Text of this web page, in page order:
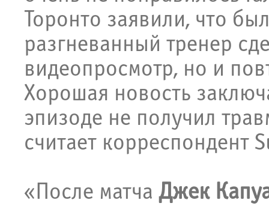
Торонто заявили, что
разгневанный тренер
видеопросмотр, но и
Хорошая новость
эпизоде не получил
считает корреспондент
«После матча Джек